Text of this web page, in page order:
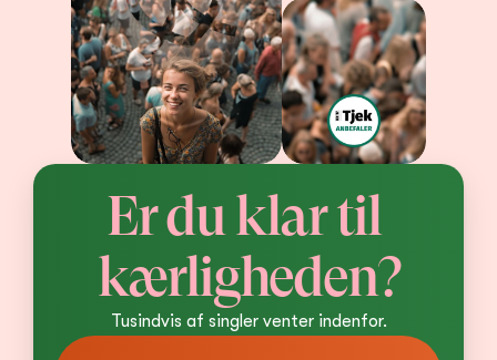
Er du klar til
kærligheden?
Tusindvis af singler venter indenfor.